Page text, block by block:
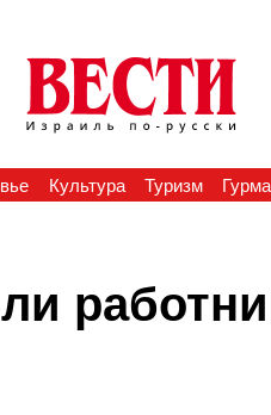
Культура Туризм